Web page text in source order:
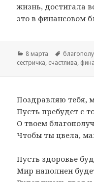
жизнь, достигала
это в финансовом
Рубрики
8 марта Метки
сестричка, счастлива,
Поздравляю тебя,
Пусть пребудет с
О твоем
Чтобы ты цвела,
Пусть здоровье
Мир наполнен